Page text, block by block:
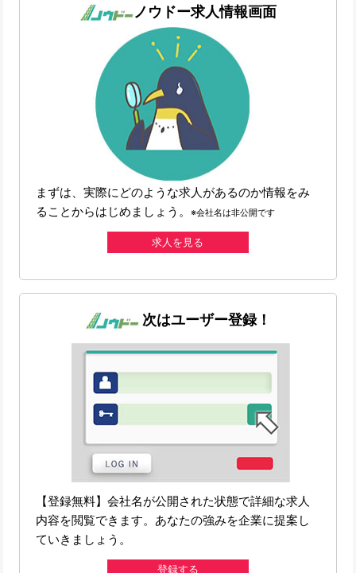
ノウドー求人情報画面
まずは、実際にどのような求人があるのか情報をみ
ることからはじめましょう。※会社名は非公開です
求人を見る
次はユーザー登録！
【登録無料】会社名が公開された状態で詳細な求人
内容を閲覧できます。あなたの強みを企業に提案し
ていきましょう。
登録する